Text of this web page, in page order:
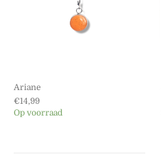
Ariane
€14,99
Op voorraad